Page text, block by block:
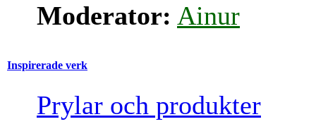
Moderator: Ainur
Inspirerade verk
Prylar och produkter